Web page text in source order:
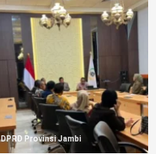
DPRD Provinsi Jambi